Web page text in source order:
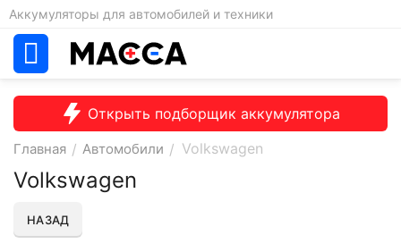
Аккумуляторы для автомобилей и техники
Открыть подборщик аккумулятора
Главная / Автомобили / Volkswagen
Volkswagen
НАЗАД